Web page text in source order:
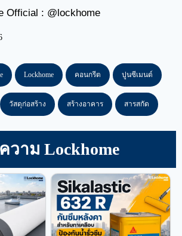
Official : @lockhome
Lockhome คอนกรีต ปูนซีเมนต์
วัสดุก่อสร้าง สร้างอาคาร สารสกัด
วาม Lockhome